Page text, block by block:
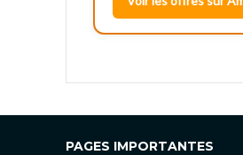
PAGES IMPORTANTES